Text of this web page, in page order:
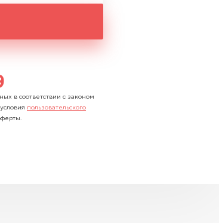
в соответствии с законом
пользовательского